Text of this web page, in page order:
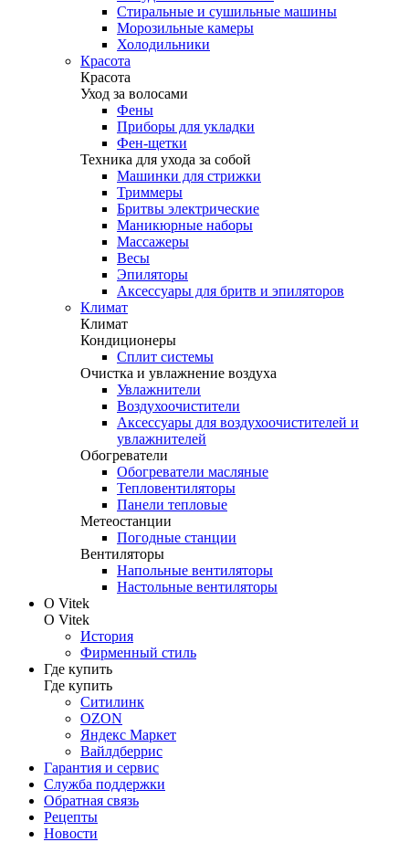
Стиральные и сушильные машины
Морозильные камеры
Холодильники
Красота
Красота
Уход за волосами
Фены
Приборы для укладки
Фен-щетки
Техника для ухода за собой
Машинки для стрижки
Триммеры
Бритвы электрические
Маникюрные наборы
Массажеры
Весы
Эпиляторы
Аксессуары для бритв и эпиляторов
Климат
Климат
Кондиционеры
Сплит системы
Очистка и увлажнение воздуха
Увлажнители
Воздухоочистители
Аксессуары для воздухоочистителей и
увлажнителей
Обогреватели
Обогреватели масляные
Тепловентиляторы
Панели тепловые
Метеостанции
Погодные станции
Вентиляторы
Напольные вентиляторы
Настольные вентиляторы
О Vitek
О Vitek
История
Фирменный стиль
Где купить
Где купить
Ситилинк
OZON
Яндекс Маркет
Вайлдберрис
Гарантия и сервис
Служба поддержки
Обратная связь
Рецепты
Новости